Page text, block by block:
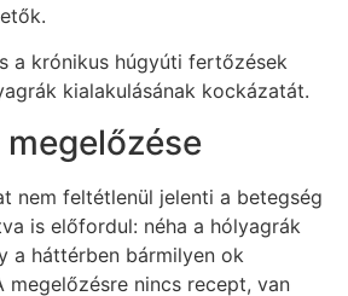
a krónikus húgyúti fertőzések
kialakulásának kockázatát.
nem feltétlenül jelenti a betegség
is előfordul: néha a hólyagrák
a háttérben bármilyen ok
megelőzésre nincs recept, van